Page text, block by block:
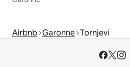
Airbnb Garonne Tornjevi